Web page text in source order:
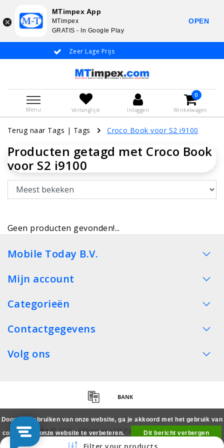
Zeer Lage Prijs
Menu Verlanglijst Inloggen
0
Winkelwagen
Terug naar Tags | Tags Croco Book voor S2 i9100
Producten getagd met Croco Book
voor S2 i9100
Geen producten gevonden!...
Mobile Today B.V.
Mijn account
Categorieën
Contactgegevens
Volg ons
Copyright © 2026 - MTimpex LCD Parts Cases Groothandel
Smartphone - All rights reserved
Door het gebruiken van onze website, ga je akkoord met het gebruik van
cookies om onze website te verbeteren.
Dit bericht verbergen
Meer over cookies »
MTimpex App
MTimpex
GRATIS - In Google Play
OPEN